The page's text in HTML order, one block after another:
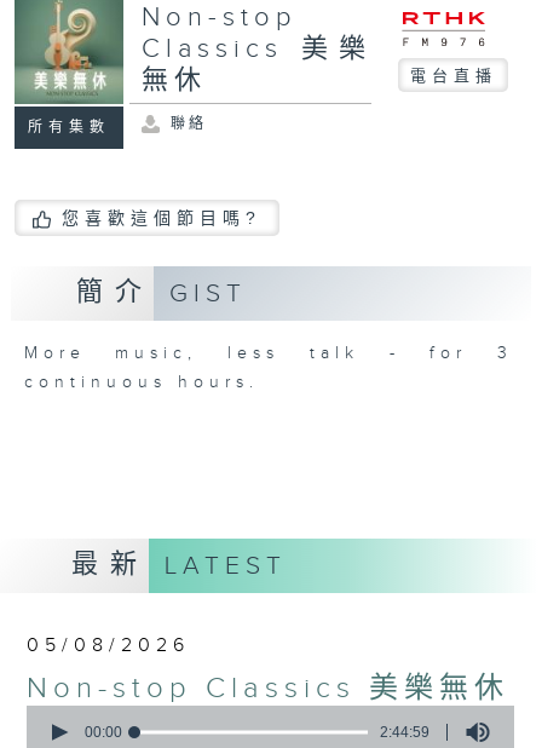
所有集數
Non-stop
Classics 美樂
無休
電台直播
聯絡
您喜歡這個節目嗎?
簡介 GIST
More music, less talk - for 3
continuous hours.
最新 LATEST
05/08/2026
Non-stop Classics 美樂無休
seconds
00:00 2:44:59